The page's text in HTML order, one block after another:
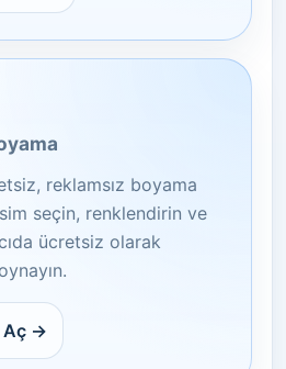
reklamsız boyama
seçin, renklendirin ve
ücretsiz olarak
Aç →